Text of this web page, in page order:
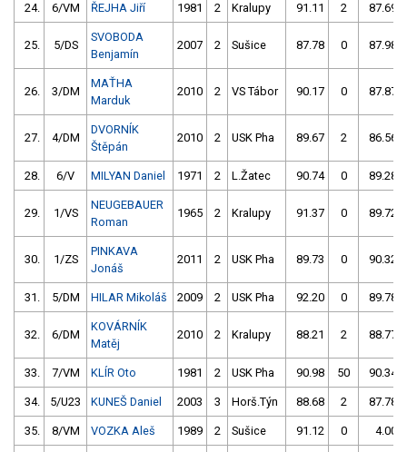
24. 6/VM ŘEJHA Jiří 1981 2 Kralupy 91.11 2 87.69
25. 5/DS
SVOBODA
Benjamín
2007 2 Sušice 87.78 0 87.98
26. 3/DM
MAŤHA
Marduk
2010 2 VS Tábor 90.17 0 87.87
27. 4/DM
DVORNÍK
Štěpán
2010 2 USK Pha 89.67 2 86.56
28. 6/V MILYAN Daniel 1971 2 L.Žatec 90.74 0 89.28
29. 1/VS
NEUGEBAUER
Roman
1965 2 Kralupy 91.37 0 89.72
30. 1/ZS
PINKAVA
Jonáš
2011 2 USK Pha 89.73 0 90.32
31. 5/DM HILAR Mikoláš 2009 2 USK Pha 92.20 0 89.78
32. 6/DM
KOVÁRNÍK
Matěj
2010 2 Kralupy 88.21 2 88.77
33. 7/VM KLÍR Oto 1981 2 USK Pha 90.98 50 90.34
34. 5/U23 KUNEŠ Daniel 2003 3 Horš.Týn 88.68 2 87.78
35. 8/VM VOZKA Aleš 1989 2 Sušice 91.12 0 4.00